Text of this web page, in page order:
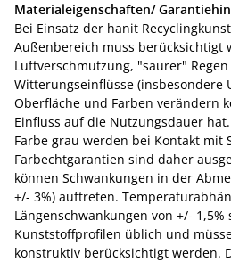
Materialeigenschaften/
Bei Einsatz der hanit
Außenbereich muss berücksichtigt
Luftverschmutzung, "saurer"
Witterungseinflüsse (insbesondere
Oberfläche und Farben verändern
Einfluss auf die Nutzungsdauer
Farbe grau werden bei Kontakt mit
Farbechtgarantien sind daher
können Schwankungen in der
+/- 3%) auftreten.
Längenschwankungen von +/- 1,5%
Kunststoffprofilen üblich und
konstruktiv berücksichtigt werden.